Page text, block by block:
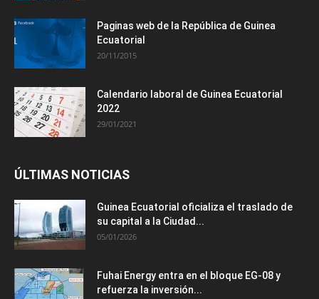
Paginas web de la República de Guinea
Ecuatorial
20/11/2015
Calendario laboral de Guinea Ecuatorial
2022
29/01/2021
ÚLTIMAS NOTICIAS
Guinea Ecuatorial oficializa el traslado de
su capital a la Ciudad...
05/01/2026
Fuhai Energy entra en el bloque EG-08 y
refuerza la inversión...